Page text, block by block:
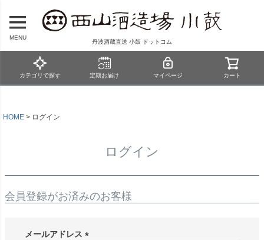
MENU
丹波酒蔵直送 小鼓 ドットコム
カテゴリで探す 定期お届け マイページ カート
HOME ログイン
ログイン
会員登録がお済みのお客様
メールアドレス